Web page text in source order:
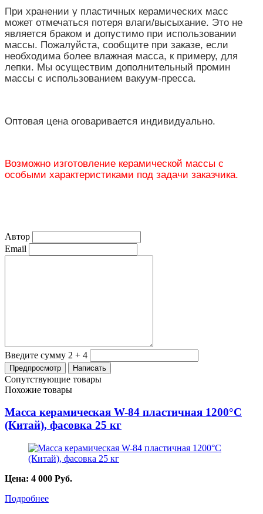
При хранении у пластичных керамических масс
может отмечаться потеря влаги/высыхание. Это не
является браком и допустимо при использовании
массы. Пожалуйста, сообщите при заказе, если
необходима более влажная масса, к примеру, для
лепки. Мы осуществим дополнительный промин
массы с использованием вакуум-пресса.
Оптовая цена оговаривается индивидуально.
Возможно изготовление керамической массы с
особыми характеристиками под задачи заказчика.
Автор
Email
Введите сумму 2 + 4
Сопутствующие товары
Похожие товары
Масса керамическая W-84 пластичная 1200°C
(Китай), фасовка 25 кг
Цена: 4 000 Руб.
Подробнее